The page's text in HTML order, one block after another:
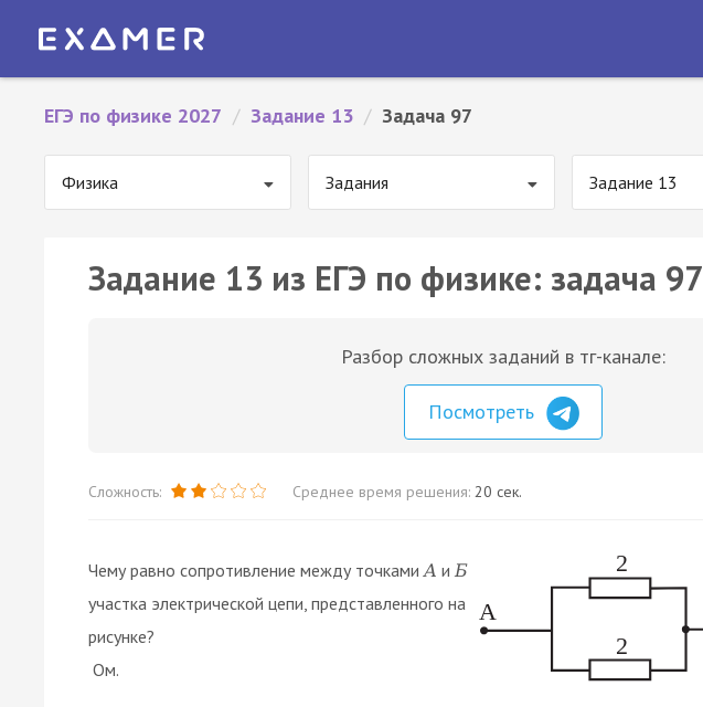
ЕГЭ по физике 2027 / Задание 13 / Задача 97
Физика Задания Задание 13
Задание 13 из ЕГЭ по физике: задача 97
Разбор сложных заданий в тг-канале:
Посмотреть
Сложность: Среднее время решения: 20 сек.
Чему равно сопротивление между точками А и Б
участка электрической цепи, представленного на
рисунке?
Ом.